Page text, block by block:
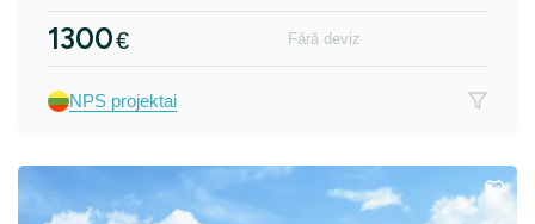
1300€ Fără deviz
NPS projektai